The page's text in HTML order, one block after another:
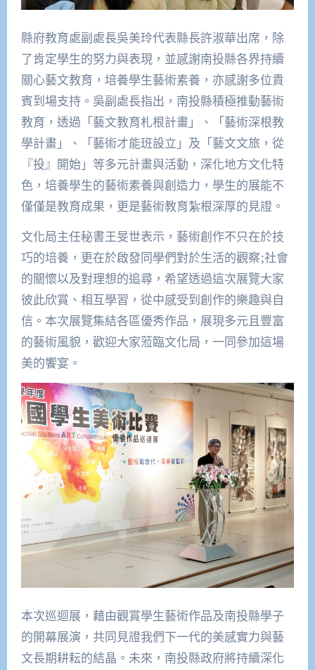
縣府教育處副處長吳美玲代表縣長許淑華出席，除
了肯定學生的努力與表現，並感謝南投縣各界持續
關心藝文教育，培養學生藝術素養，亦感謝多位貴
賓到場支持。吳副處長指出，南投縣積極推動藝術
教育，透過「藝文教育札根計畫」、「藝術深根教
學計畫」、「藝術才能班設立」及「藝文文旅，從
『投』開始」等多元計畫與活動，深化地方文化特
色，培養學生的藝術素養與創造力，學生的展能不
僅僅是教育成果，更是藝術教育紮根深厚的見證。
文化局主任秘書王旻世表示，藝術創作不只在於技
巧的培養，更在於啟發同學們對於生活的觀察;社會
的關懷以及對理想的追尋，希望透過這次展覽大家
彼此欣賞、相互學習，從中感受到創作的樂趣與自
信。本次展覽集結各區優秀作品，展現多元且豐富
的藝術風貌，歡迎大家蒞臨文化局，一同參加這場
美的饗宴。
本次巡迴展，藉由觀賞學生藝術作品及南投縣學子
的開幕展演，共同見證我們下一代的美感實力與藝
文長期耕耘的結晶。未來，南投縣政府將持續深化